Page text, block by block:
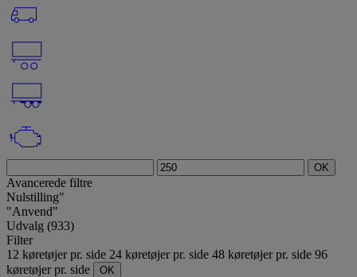
OK
Avancerede filtre
Nulstilling"
"Anvend"
Udvalg (933)
Filter
12 køretøjer pr. side 24 køretøjer pr. side 48 køretøjer pr. side 96
køretøjer pr. side
OK